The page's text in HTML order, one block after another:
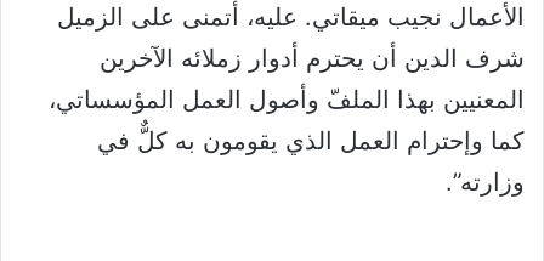
الأعمال نجيب ميقاتي. عليه، أتمنى على الزميل
شرف الدين أن يحترم أدوار زملائه الآخرين
المعنيين بهذا الملفّ وأصول العمل المؤسساتي،
كما وإحترام العمل الذي يقومون به كلٌّ في
وزارته”.